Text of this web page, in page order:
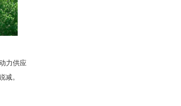
力供应
减。